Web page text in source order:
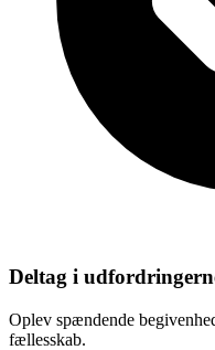
Deltag i
Oplev spændende
fællesskab.